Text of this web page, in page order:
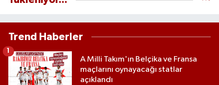
Trend Haberler
A Milli Takım'ın Belçika ve Fransa
maçlarını oynayacağı statlar
açıklandı